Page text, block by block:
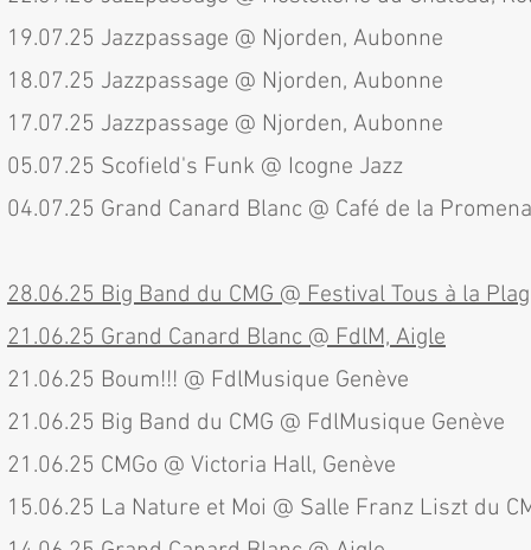
19.07.25 Jazzpassage @ Njorden, Aubonne
18.07.25 Jazzpassage @ Njorden, Aubonne
17.07.25 Jazzpassage @ Njorden, Aubonne
05.07.25 Scofield's Funk @ Icogne Jazz
04.07.25 Grand Canard Blanc @ ⁠Café de la
28.06.25 Big Band du CMG @ Festival Tous à la
21.06.25 Grand Canard Blanc @ FdlM, Aigle
21.06.25 Boum!!! @ FdlMusique Genève
21.06.25 Big Band du CMG @ FdlMusique Genève
21.06.25 CMGo @ Victoria Hall, Genève
15.06.25 La Nature et Moi @ Salle Franz Liszt du